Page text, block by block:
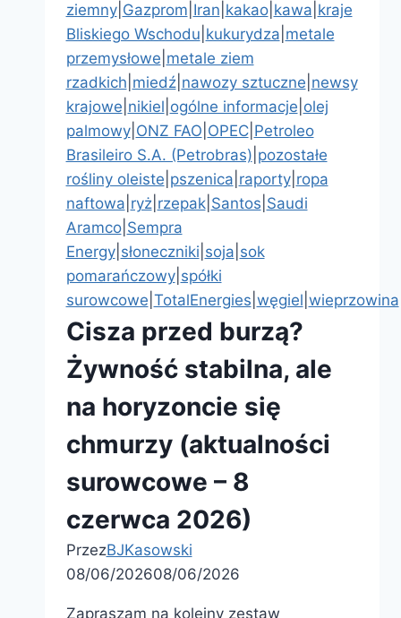
ziemny| Gazprom Iran kakao| kawa kraje
Bliskiego Wschodu kukurydza metale
przemysłowe metale ziem
rzadkich miedź| nawozy sztuczne newsy
krajowe nikiel ogólne informacje olej
palmowy| ONZ FAO OPEC| Petroleo
Brasileiro S.A. (Petrobras) pozostałe
rośliny oleiste pszenica raporty| ropa
naftowa ryż| rzepak| Santos Saudi
Aramco| Sempra
Energy| słoneczniki soja sok
pomarańczowy| spółki
surowcowe TotalEnergies węgiel wieprzowina
Cisza przed burzą?
Żywność stabilna, ale
na horyzoncie się
chmurzy (aktualności
surowcowe – 8
czerwca 2026)
PrzezBJKasowski
08/06/202608/06/2026
Zapraszam na kolejny zestaw